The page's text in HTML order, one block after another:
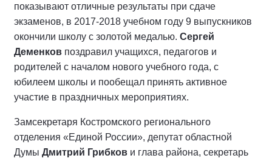
показывают отличные результаты при сдаче
экзаменов, в 2017-2018 учебном году 9 выпускников
окончили школу с золотой медалью. Сергей
Деменков поздравил учащихся, педагогов и
родителей с началом нового учебного года, с
юбилеем школы и пообещал принять активное
участие в праздничных мероприятиях.
Замсекретаря Костромского регионального
отделения «Единой России», депутат областной
Думы Дмитрий Грибков и глава района, секретарь